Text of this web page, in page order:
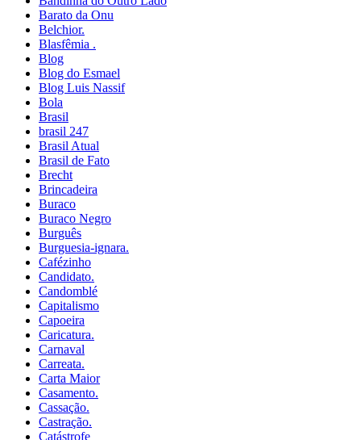
Barato da Onu
Belchior.
Blasfêmia .
Blog
Blog do Esmael
Blog Luis Nassif
Bola
Brasil
brasil 247
Brasil Atual
Brasil de Fato
Brecht
Brincadeira
Buraco
Buraco Negro
Burguês
Burguesia-ignara.
Cafézinho
Candidato.
Candomblé
Capitalismo
Capoeira
Caricatura.
Carnaval
Carreata.
Carta Maior
Casamento.
Cassação.
Castração.
Catástrofe